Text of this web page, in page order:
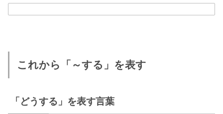
これから「～する」を表す
「どうする」を表す言葉